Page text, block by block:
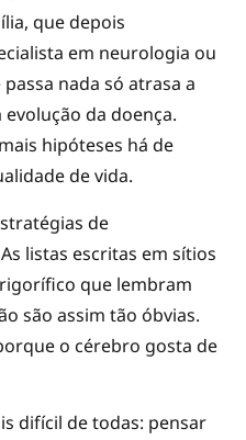
que depois
em neurologia ou
nada só atrasa a
da doença.
hipóteses há de
de vida.
de
listas escritas em sítios
que lembram
são assim tão óbvias.
o cérebro gosta de
difícil de todas: pensar